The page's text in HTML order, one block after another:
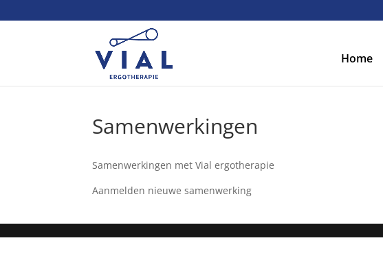
Home
Samenwerkingen
Samenwerkingen met Vial ergotherapie
Aanmelden nieuwe samenwerking